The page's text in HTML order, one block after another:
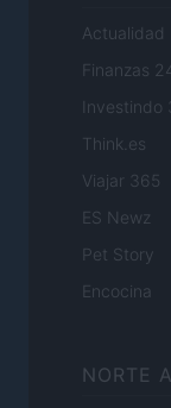
Actualidad
Finanzas
Investindo
Think.es
Viajar 365
ES Newz
Pet Story
Encocina
NORTE